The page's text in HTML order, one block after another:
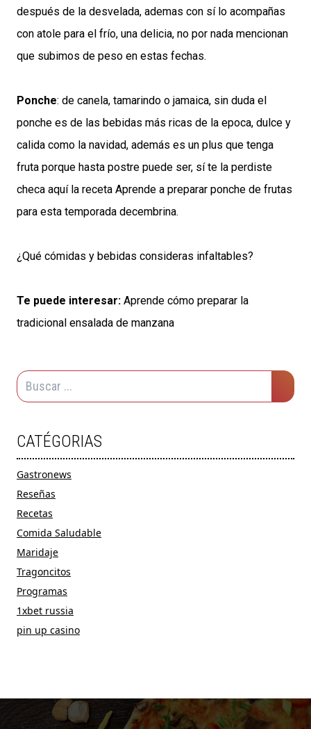
después de la desvelada, ademas con sí lo acompañas
con atole para el frío, una delicia, no por nada mencionan
que subimos de peso en estas fechas.
Ponche: de canela, tamarindo o jamaica, sin duda el
ponche es de las bebidas más ricas de la epoca, dulce y
calida como la navidad, además es un plus que tenga
fruta porque hasta postre puede ser, sí te la perdiste
checa aquí la receta Aprende a preparar ponche de frutas
para esta temporada decembrina.
¿Qué cómidas y bebidas consideras infaltables?
Te puede interesar: Aprende cómo preparar la
tradicional ensalada de manzana
CATÉGORIAS
Gastronews
Reseñas
Recetas
Comida Saludable
Maridaje
Tragoncitos
Programas
1xbet russia
pin up casino